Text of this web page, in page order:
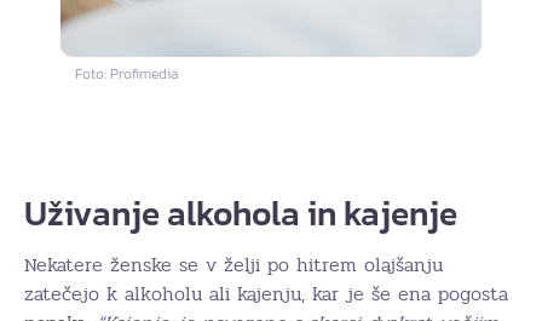
Foto: Profimedia
Uživanje alkohola in kajenje
Nekatere ženske se v želji po hitrem olajšanju
zatečejo k alkoholu ali kajenju, kar je še ena pogosta